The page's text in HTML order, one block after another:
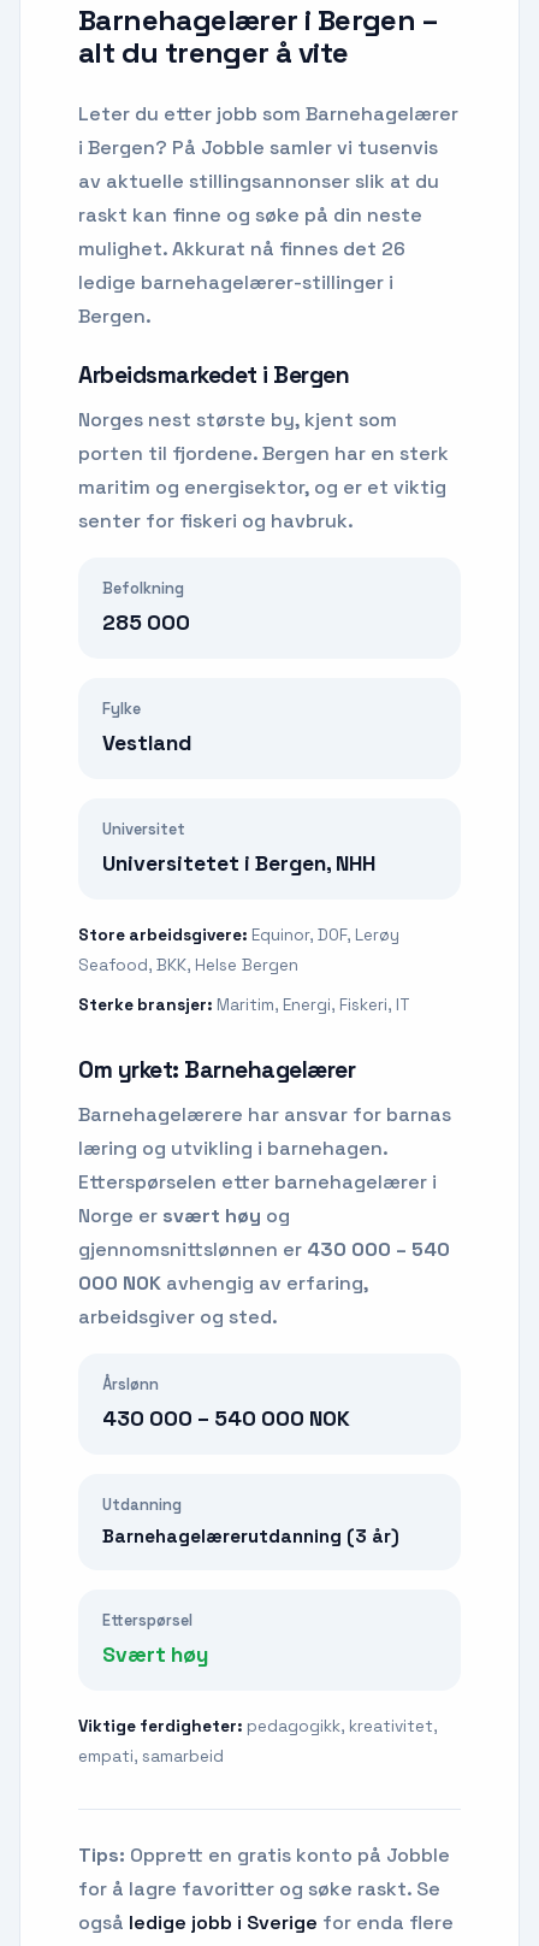
Barnehagelærer i Bergen –
alt du trenger å vite
Leter du etter jobb som Barnehagelærer
i Bergen? På Jobble samler vi tusenvis
av aktuelle stillingsannonser slik at du
raskt kan finne og søke på din neste
mulighet.Akkurat nå finnes det 26
ledige barnehagelærer-stillinger i
Bergen.
Arbeidsmarkedet i Bergen
Norges nest største by, kjent som
porten til fjordene. Bergen har en sterk
maritim og energisektor, og er et viktig
senter for fiskeri og havbruk.
Befolkning
285 000
Fylke
Vestland
Universitet
Universitetet i Bergen, NHH
Store arbeidsgivere: Equinor, DOF, Lerøy
Seafood, BKK, Helse Bergen
Sterke bransjer: Maritim, Energi, Fiskeri, IT
Om yrket: Barnehagelærer
Barnehagelærere har ansvar for barnas
læring og utvikling i barnehagen.
Etterspørselen etter barnehagelærer i
Norge er svært høy og
gjennomsnittslønnen er 430 000 – 540
000 NOK avhengig av erfaring,
arbeidsgiver og sted.
Årslønn
430 000 – 540 000 NOK
Utdanning
Barnehagelærerutdanning (3 år)
Etterspørsel
Svært høy
Viktige ferdigheter: pedagogikk, kreativitet,
empati, samarbeid
Tips: Opprett en gratis konto på Jobble
for å lagre favoritter og søke raskt. Se
også ledige jobb i Sverige for enda flere